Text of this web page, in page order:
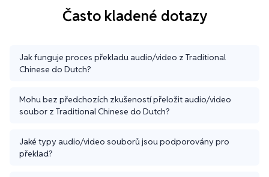
Často kladené dotazy
Jak funguje proces překladu audio/video z Traditional
Chinese do Dutch?
Mohu bez předchozích zkušeností přeložit audio/video
soubor z Traditional Chinese do Dutch?
Jaké typy audio/video souborů jsou podporovány pro
překlad?